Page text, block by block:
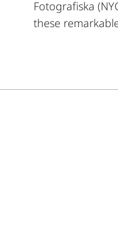
Fotografiska
these